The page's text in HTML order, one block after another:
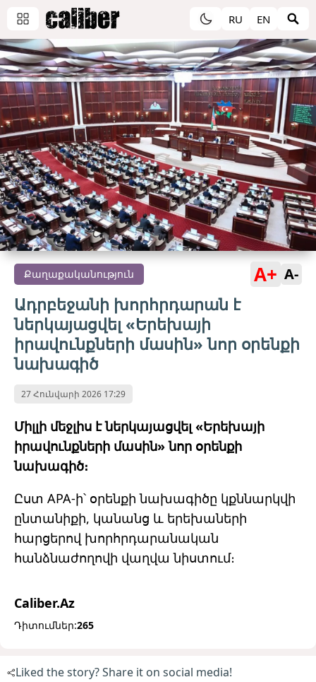
RU EN
Քաղաքականություն A+ A-
Ադրբեջանի խորհրդարան է
ներկայացվել «Երեխայի
իրավունքների մասին» նոր օրենքի
նախագիծ
27 Հունվարի 2026 17:29
Միլլի մեջլիս է ներկայացվել «Երեխայի
իրավունքների մասին» նոր օրենքի
նախագիծ։
Ըստ APA-ի՝ օրենքի նախագիծը կքննարկվի
ընտանիքի, կանանց և երեխաների
հարցերով խորհրդարանական
հանձնաժողովի վաղվա նիստում։
Caliber.Az
Դիտումներ:265
Liked the story? Share it on social media!